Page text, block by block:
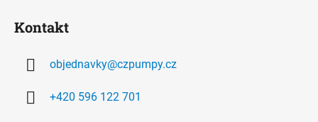
Kontakt
objednavky@czpumpy.cz
+420 596 122 701